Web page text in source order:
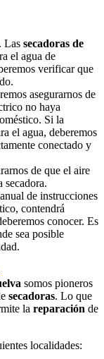
. Las secadoras de
el agua de
verificar que
asegurarnos de
no haya
Si la
el agua, deberemos
conectado y
de que el aire
secadora.
de instrucciones
contendrá
conocer. Es
sea posible
somos pioneros
secadoras. Lo que
la reparación de
localidades: